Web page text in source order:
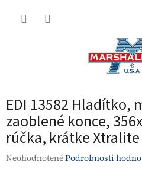
EDI 13582 Hladítko,
zaoblené konce,
rúčka, krátke
Priemerné
NeohodnotenéPodrobnosti